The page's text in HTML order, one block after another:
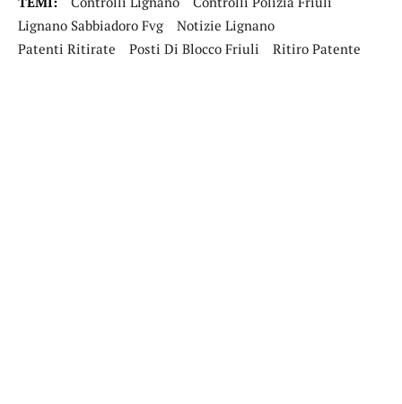
Lignano Sabbiadoro Fvg
Notizie Lignano
Patenti Ritirate
Posti Di Blocco Friuli Ritiro Patente